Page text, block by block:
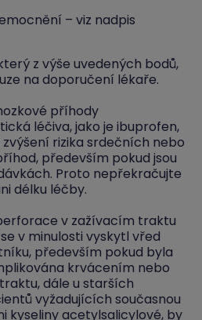
– viz nadpis
z výše uvedených bodů,
na doporučení lékaře.
příhody
léčiva, jako je ibuprofen,
rizika srdečních nebo
především pokud jsou
Proto nepřekračujte
délku léčby.
v zažívacím traktu
v minulosti vyskytl vřed
především pokud byla
krvácením nebo
dále u starších
vyžadujících současnou
kyseliny acetylsalicylové, by